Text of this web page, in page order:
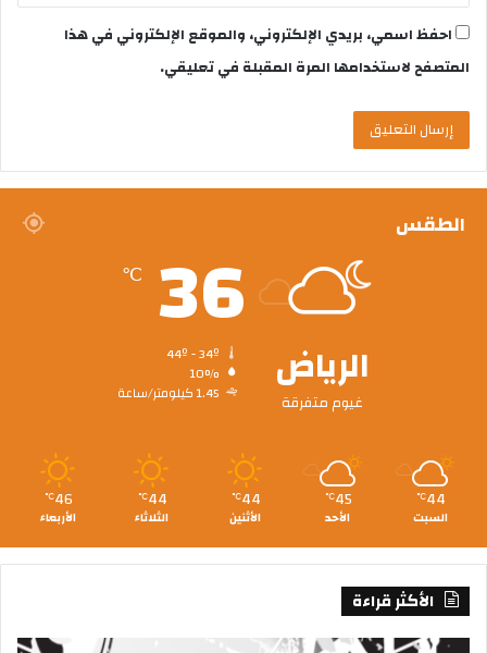
احفظ اسمي، بريدي الإلكتروني، والموقع الإلكتروني في هذا
المتصفح لاستخدامها المرة المقبلة في تعليقي.
الطقس
الرياض
غيوم متفرقة
36
℃
10%
1.45 كيلومتر/ساعة
44
℃
السبت
45
℃
الأحد
44
℃
الأثنين
44
℃
الثلاثاء
46
℃
الأربعاء
الأكثر قراءة